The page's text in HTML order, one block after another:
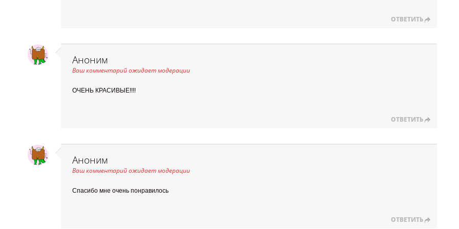
ОТВЕТИТЬ
Аноним
Ваш комментарий ожидает модерации
ОЧЕНЬ КРАСИВЫЕ!!!!
ОТВЕТИТЬ
Аноним
Ваш комментарий ожидает модерации
Спасибо мне очень понравилось
ОТВЕТИТЬ